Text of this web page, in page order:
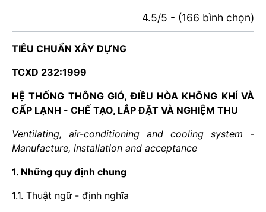
4.5/5 - (166 bình chọn)
TIÊU CHUẨN XÂY DỰNG
TCXD 232:1999
HỆ THỐNG THÔNG GIÓ, ĐIỀU HÒA KHÔNG KHÍ VÀ
CẤP LẠNH - CHẾ TẠO, LẮP ĐẶT VÀ NGHIỆM THU
Ventilating, air-conditioning and cooling system -
Manufacture, installation and acceptance
1. Những quy định chung
1.1. Thuật ngữ - định nghĩa